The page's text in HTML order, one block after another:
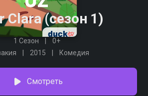
Clara (сезон 1)
1 Сезон
0+
2015 Комедия
Смотреть